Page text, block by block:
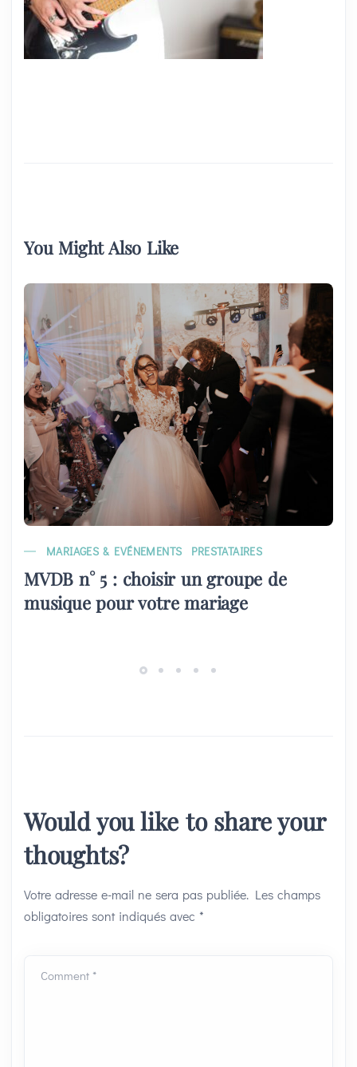
You Might Also Like
MARIAGES & EVÉNEMENTS PRESTATAIRES
MVDB n° 5 : choisir un groupe de
musique pour votre mariage
Would you like to share your
thoughts?
Votre adresse e-mail ne sera pas publiée. Les champs
obligatoires sont indiqués avec *
Comment *